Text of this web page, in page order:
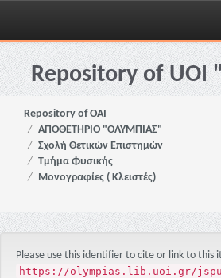
Skip
navigationRepository of UOI
Repository of OAI
ΑΠΟΘΕΤΗΡΙΟ "ΟΛΥΜΠΙΑΣ"
Σχολή Θετικών Επιστημών
Τμήμα Φυσικής
Μονογραφίες ( Κλειστές)
Please use this identifier to cite or link to this
https://olympias.lib.uoi.gr/jspui/